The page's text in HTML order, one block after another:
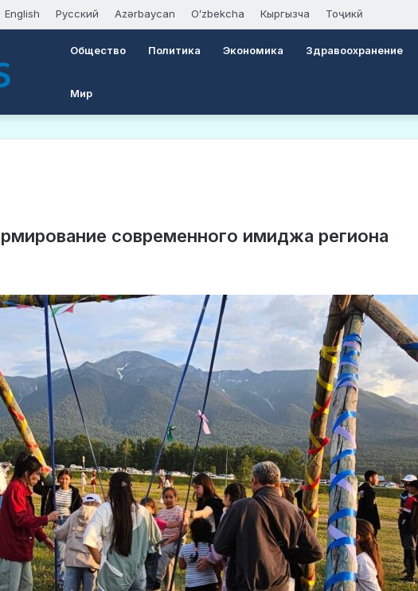
English Русский Azərbaycan Oʻzbekcha Кыргызча Тоҷикӣ
Общество Политика Экономика Здравоохранение
Мир
современного имиджа региона